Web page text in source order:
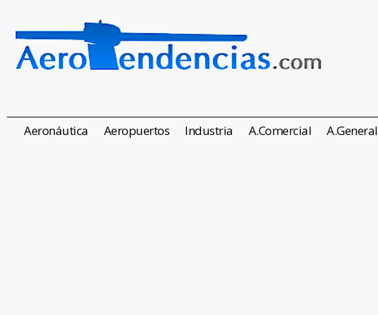
Aeronáutica Aeropuertos Industria A.Comercial A.General